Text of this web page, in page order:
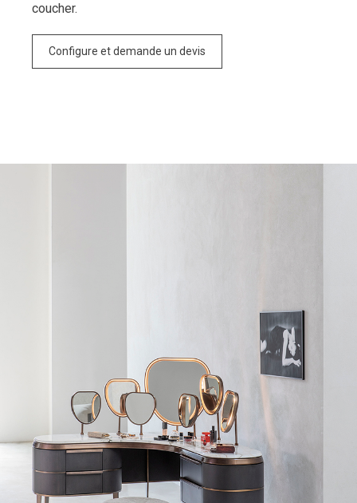
coucher.
Configure et demande un devis